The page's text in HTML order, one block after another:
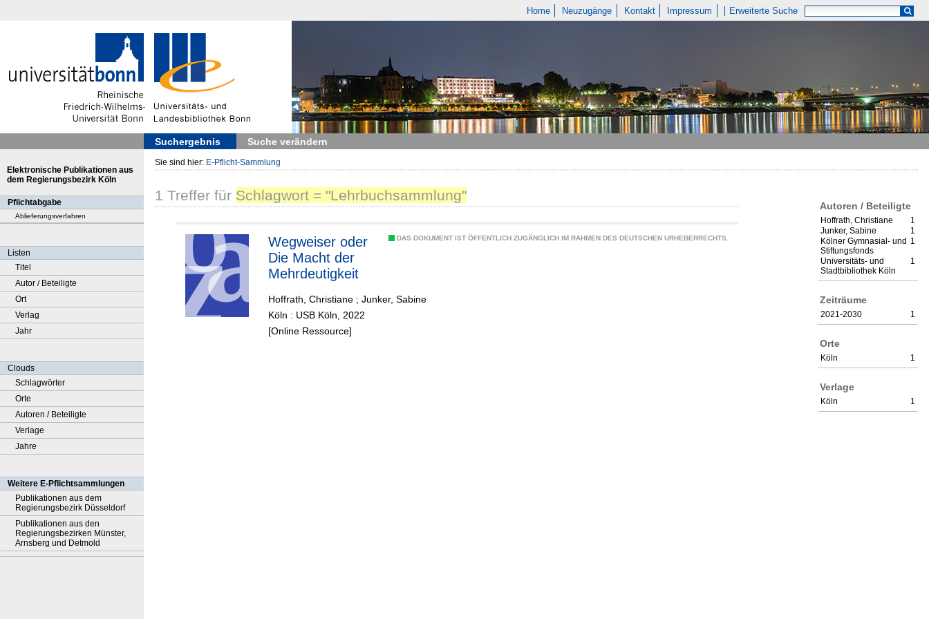
Home Neuzugänge Kontakt Impressum Erweiterte Suche
Suchergebnis Suche verändern
Elektronische Publikationen aus
dem Regierungsbezirk Köln
Pflichtabgabe
Ablieferungsverfahren
Listen
Titel
Autor / Beteiligte
Ort
Verlag
Jahr
Clouds
Schlagwörter
Orte
Autoren / Beteiligte
Verlage
Jahre
Weitere E-Pflichtsammlungen
Publikationen aus dem
Regierungsbezirk Düsseldorf
Publikationen aus den
Regierungsbezirken Münster,
Arnsberg und Detmold
Sie sind hier: E-Pflicht-Sammlung
Autoren / Beteiligte
1
Hoffrath, Christiane
1
Junker, Sabine
1
Kölner Gymnasial- und
Stiftungsfonds
1
Universitäts- und
Stadtbibliothek Köln
Zeiträume
1
2021-2030
Orte
1
Köln
Verlage
1
Köln
1 Treffer für Schlagwort = "Lehrbuchsammlung"
DAS DOKUMENT IST ÖFFENTLICH ZUGÄNGLICH IM RAHMEN DES DEUTSCHEN URHEBERRECHTS.
Wegweiser oder
Die Macht der
Mehrdeutigkeit
Hoffrath, Christiane ; Junker, Sabine
Köln : USB Köln, 2022
[Online Ressource]